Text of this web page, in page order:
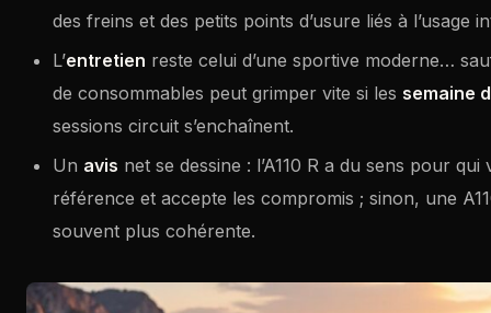
des freins et des petits points d’usure liés à l’usage
L’entretien reste celui d’une sportive moderne…
de consommables peut grimper vite si les semaine
sessions circuit s’enchaînent.
Un avis net se dessine : l’A110 R a du sens pour
référence et accepte les compromis ; sinon, une
souvent plus cohérente.